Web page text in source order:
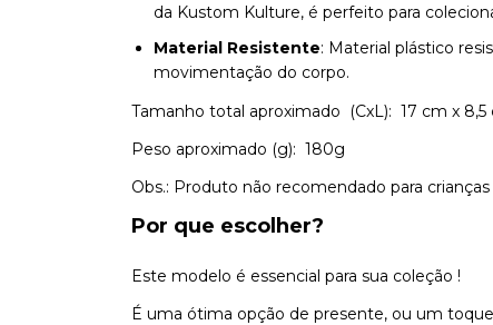
da Kustom Kulture, é perfeito para
Material Resistente: Material plástico
movimentação do corpo.
Tamanho total aproximado (CxL): 17 cm x 8,5
Peso aproximado (g): 180g
Obs.: Produto não recomendado para
Por que escolher?
Este modelo é essencial para sua coleção !
É uma ótima opção de presente, ou um toque